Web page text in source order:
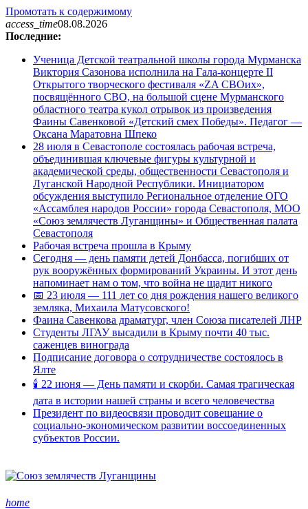
Промотать к содержимому
access_time08.08.2026
Последние:
Ученица Детской театральной школы города Мурманска
Виктория Сазонова исполнила на Гала-концерте II
Открытого творческого фестиваля «ZA СВОих»,
посвящённого СВО, на большой сцене Мурманского
областного театра кукол отрывок из произведения
Фаины Савенковой «Детский смех Победы». Педагог —
Оксана Маратовна Шпеко
28 июля в Севастополе состоялась рабочая встреча,
объединившая ключевые фигуры культурной и
академической среды, общественности Севастополя и
Луганской Народной Республики. Инициатором
обсуждения выступило Региональное отделение ОГО
«Ассамблея народов России» города Севастополя, МОО
«Союз землячеств Луганщины» и Общественная палата
Севастополя
Рабочая встреча прошла в Крыму
Сегодня — день памяти детей Донбасса, погибших от
рук вооружённых формирований Украины. И этот день
напоминает нам о том, что война не щадит никого
📅 23 июля — 111 лет со дня рождения нашего великого
земляка, Михаила Матусовского!
Фаина Савенкова драматург, член Союза писателей ЛНР
Студенты ЛГАУ высадили в Крыму почти 40 тыс.
саженцев винограда
Подписание договора о сотрудничестве состоялось в
Ялте
🕯 22 июня — День памяти и скорби. Самая трагическая
дата в истории нашей страны и всего человечества
Президент по видеосвязи проводит совещание о
социально-экономическом развитии воссоединенных
субъектов России.
home